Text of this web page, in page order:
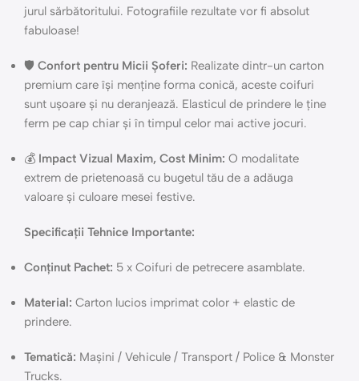
jurul sărbătoritului. Fotografiile rezultate vor fi absolut
fabuloase!
🛡️ Confort pentru Micii Șoferi: Realizate dintr-un carton
premium care își menține forma conică, aceste coifuri
sunt ușoare și nu deranjează. Elasticul de prindere le ține
ferm pe cap chiar și în timpul celor mai active jocuri.
💰 Impact Vizual Maxim, Cost Minim: O modalitate
extrem de prietenoasă cu bugetul tău de a adăuga
valoare și culoare mesei festive.
Specificații Tehnice Importante:
Conținut Pachet: 5 x Coifuri de petrecere asamblate.
Material: Carton lucios imprimat color + elastic de
prindere.
Tematică: Mașini / Vehicule / Transport / Police & Monster
Trucks.